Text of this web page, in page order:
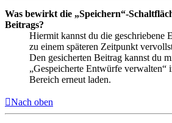
Was bewirkt die „Speichern“-
Beitrags?
Hiermit kannst du die geschriebene
zu einem späteren Zeitpunkt
Den gesicherten Beitrag kannst du
„Gespeicherte Entwürfe verwalten“
Bereich erneut laden.
Nach oben